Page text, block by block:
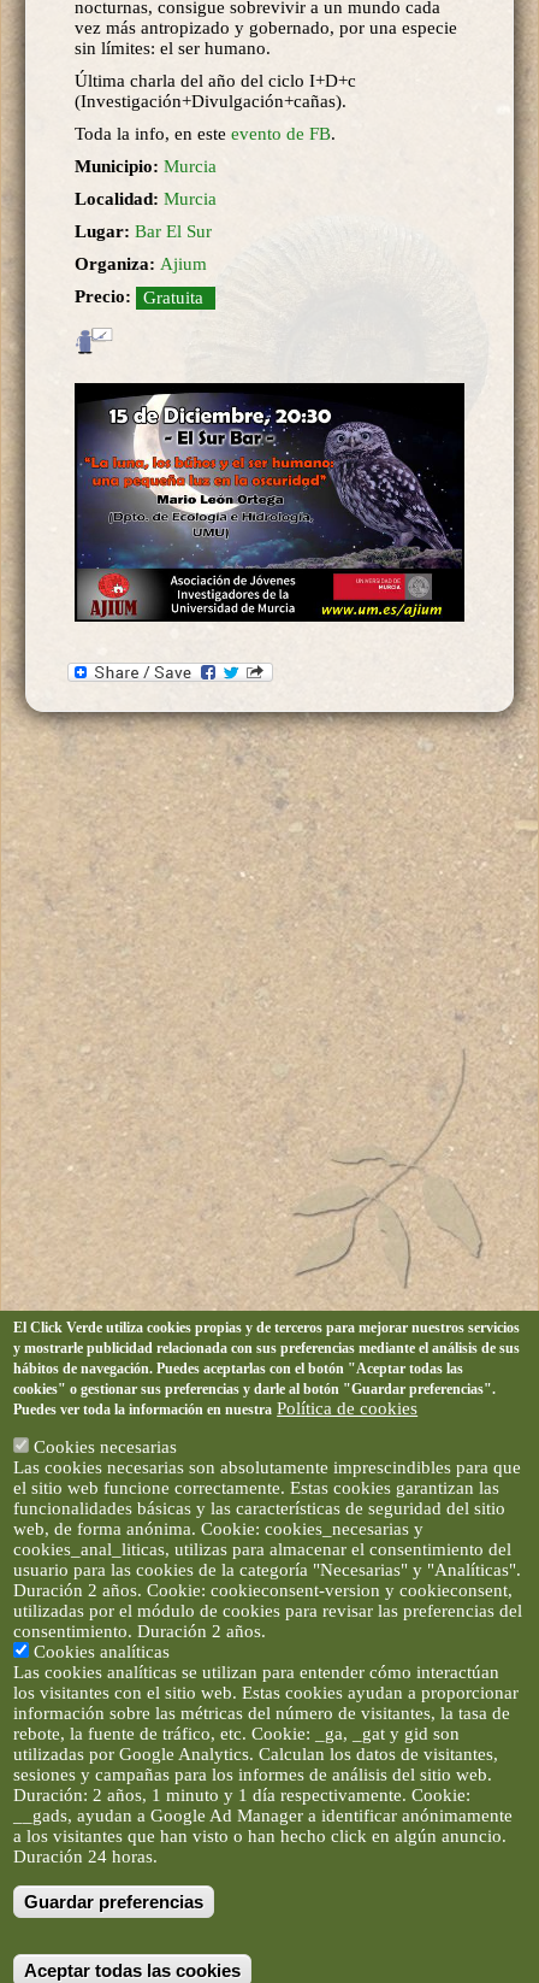
nocturnas, consigue sobrevivir a un mundo cada
vez más antropizado y gobernado, por una especie
sin límites: el ser humano.
Última charla del año del ciclo I+D+c
(Investigación+Divulgación+cañas).
Toda la info, en este evento de FB.
Municipio: Murcia
Localidad: Murcia
Lugar: Bar El Sur
Organiza: Ajium
Precio:
Gratuita
Artículos e imágenes son propiedad de elclickverde ©. No se
permite la difusión de los textos ni imágenes sin permiso de
contenido de este portal. (Ver
El Click Verde utiliza cookies propias y de terceros para mejorar nuestros servicios
y mostrarle publicidad relacionada con sus preferencias mediante el análisis de sus
hábitos de navegación. Puedes aceptarlas con el botón "Aceptar todas las
cookies" o gestionar sus preferencias y darle al botón "Guardar preferencias".
Puedes ver toda la información en nuestra Política de cookies
Cookies necesarias
Las cookies necesarias son absolutamente imprescindibles para que
el sitio web funcione correctamente. Estas cookies garantizan las
funcionalidades básicas y las características de seguridad del sitio
web, de forma anónima. Cookie: cookies_necesarias y
cookies_anal_liticas, utilizas para almacenar el consentimiento del
usuario para las cookies de la categoría "Necesarias" y "Analíticas".
Duración 2 años. Cookie: cookieconsent-version y cookieconsent,
utilizadas por el módulo de cookies para revisar las preferencias del
consentimiento. Duración 2 años.
Cookies analíticas
Las cookies analíticas se utilizan para entender cómo interactúan
los visitantes con el sitio web. Estas cookies ayudan a proporcionar
información sobre las métricas del número de visitantes, la tasa de
rebote, la fuente de tráfico, etc. Cookie: _ga, _gat y gid son
utilizadas por Google Analytics. Calculan los datos de visitantes,
sesiones y campañas para los informes de análisis del sitio web.
Duración: 2 años, 1 minuto y 1 día respectivamente. Cookie:
__gads, ayudan a Google Ad Manager a identificar anónimamente
a los visitantes que han visto o han hecho click en algún anuncio.
Duración 24 horas.
Guardar preferencias
Aceptar todas las cookies